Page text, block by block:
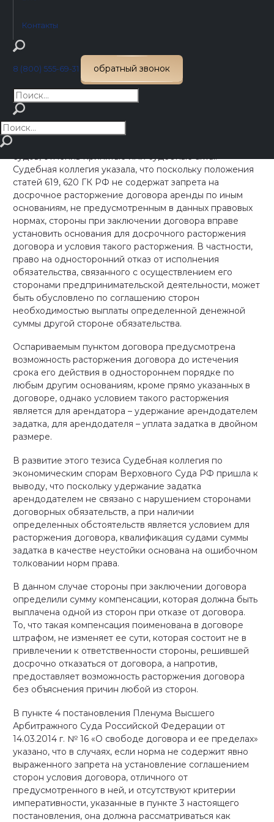
Контакты
8 (800) 555-69-31 обратный звонок
обусловлено реализацией арендатором права,
расторжения договора» противоречит нормам
гражданского законодательства.
Позиция Верховного суда РФ
Судьи экономической коллегии Верховного Суда РФ
Судебная коллегия указала, что поскольку положения
статей 619, 620 ГК РФ не содержат запрета на
досрочное расторжение договора аренды по иным
основаниям, не предусмотренным в данных правовых
нормах, стороны при заключении договора вправе
установить основания для досрочного расторжения
договора и условия такого расторжения. В частности,
право на односторонний отказ от исполнения
обязательства, связанного с осуществлением его
сторонами предпринимательской деятельности, может
быть обусловлено по соглашению сторон
необходимостью выплаты определенной денежной
суммы другой стороне обязательства.
Оспариваемым пунктом договора предусмотрена
возможность расторжения договора до истечения
срока его действия в одностороннем порядке по
любым другим основаниям, кроме прямо указанных в
договоре, однако условием такого расторжения
является для арендатора – удержание арендодателем
задатка, для арендодателя – уплата задатка в двойном
размере.
В развитие этого тезиса Судебная коллегия по
экономическим спорам Верховного Суда РФ пришла к
выводу, что поскольку удержание задатка
арендодателем не связано с нарушением сторонами
договорных обязательств, а при наличии
определенных обстоятельств является условием для
расторжения договора, квалификация судами суммы
задатка в качестве неустойки основана на ошибочном
толковании норм права.
В данном случае стороны при заключении договора
определили сумму компенсации, которая должна быть
выплачена одной из сторон при отказе от договора.
То, что такая компенсация поименована в договоре
штрафом, не изменяет ее сути, которая состоит не в
привлечении к ответственности стороны, решившей
досрочно отказаться от договора, а напротив,
предоставляет возможность расторжения договора
без объяснения причин любой из сторон.
В пункте 4 постановления Пленума Высшего
Арбитражного Суда Российской Федерации от
14.03.2014 г. № 16 «О свободе договора и ее пределах»
указано, что в случаях, если норма не содержит явно
выраженного запрета на установление соглашением
сторон условия договора, отличного от
предусмотренного в ней, и отсутствуют критерии
императивности, указанные в пункте 3 настоящего
постановления, она должна рассматриваться как